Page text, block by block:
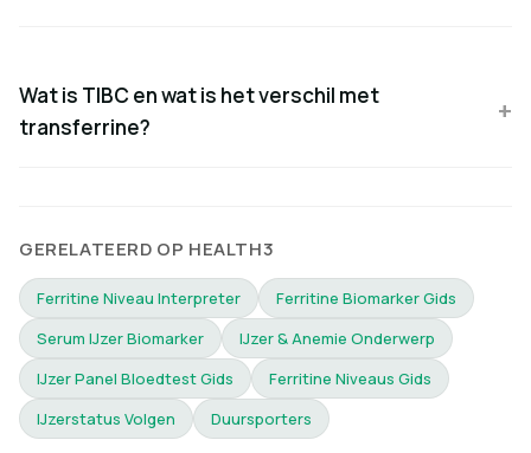
Wat is TIBC en wat is het verschil met
transferrine?
GERELATEERD OP HEALTH3
Ferritine Niveau Interpreter
Ferritine Biomarker Gids
Serum IJzer Biomarker
IJzer & Anemie Onderwerp
IJzer Panel Bloedtest Gids
Ferritine Niveaus Gids
IJzerstatus Volgen
Duursporters